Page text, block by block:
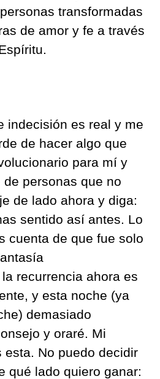
transformadas
de amor y fe a través
indecisión es real y me
de hacer algo que
para mí y
personas que no
de lado ahora y diga:
sentido así antes. Lo
cuenta de que fue solo
recurrencia ahora es
y esta noche (ya
demasiado
y oraré. Mi
esta. No puedo decidir
qué lado quiero ganar: